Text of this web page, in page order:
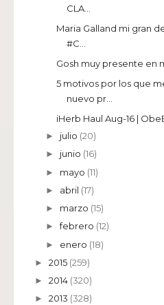
CLA...
Maria Galland mi gran
#C...
Gosh muy presente en
5 motivos por los que
nuevo pr...
iHerb Haul Aug-16 |
► julio (20)
► junio (16)
► mayo (11)
► abril (17)
► marzo (15)
►febrero (12)
► enero (18)
► 2015 (259)
► 2014 (320)
► 2013 (328)